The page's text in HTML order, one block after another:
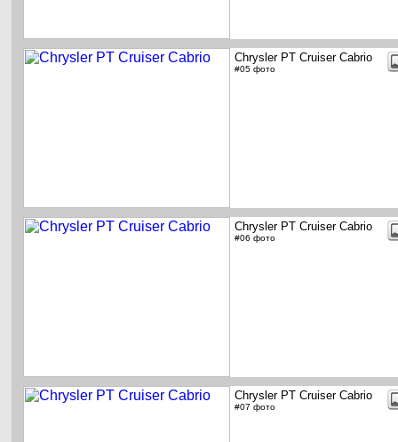
Chrysler PT Cruiser Cabrio
#05 фото
Chrysler PT Cruiser Cabrio
#06 фото
Chrysler PT Cruiser Cabrio
#07 фото